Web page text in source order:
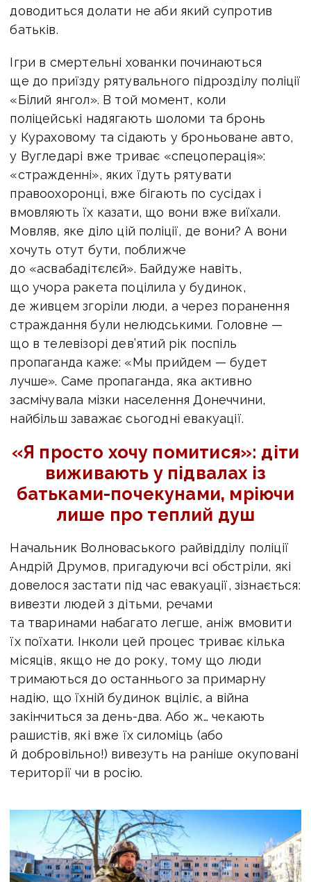
доводиться долати не аби який супротив
батьків.
Ігри в смертельні хованки починаються
ще до приїзду рятувального підрозділу поліції
«Білий янгол». В той момент, коли
поліцейські надягають шоломи та бронь
у Кураховому та сідають у броньоване авто,
у Вугледарі вже триває «спецоперація»:
«стражденні», яких їдуть рятувати
правоохоронці, вже бігають по сусідах і
вмовляють їх казати, що вони вже виїхали.
Мовляв, яке діло цій поліції, де вони? А вони
хочуть отут бути, поближче
до «асвабадітєлєй». Байдуже навіть,
що учора ракета поцілила у будинок,
де живцем згоріли люди, а через поранення
страждання були нелюдськими. Головне —
що в телевізорі дев’ятий рік поспіль
пропаганда каже: «Мы прийдем — будет
лучше». Саме пропаганда, яка активно
засмічувала мізки населення Донеччини,
найбільш заважає сьогодні евакуації.
«Я просто хочу помитися»: діти
виживають у підвалах із
батьками-почекунами, мріючи
лише про теплий душ
Начальник Волноваського райвідділу поліції
Андрій Друмов, пригадуючи всі обстріли, які
довелося застати під час евакуації, зізнається:
вивезти людей з дітьми, речами
та тваринами набагато легше, аніж вмовити
їх поїхати. Інколи цей процес триває кілька
місяців, якщо не до року, тому що люди
тримаються до останнього за примарну
надію, що їхній будинок вціліє, а війна
закінчиться за день-два. Або ж… чекають
рашистів, які вже їх силоміць (або
й добровільно!) вивезуть на раніше окуповані
території чи в росію.